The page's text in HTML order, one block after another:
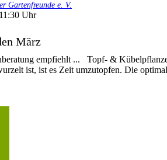
Gartenfreunde e. V.
Uhr
März
empfiehlt ... Topf- &
ist, ist es Zeit umzutopfen. Die